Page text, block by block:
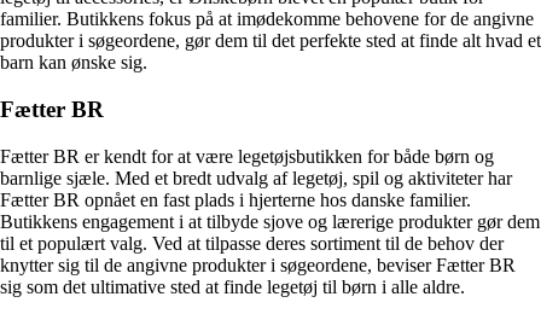
familier. Butikkens fokus på at imødekomme behovene for de angivne
produkter i søgeordene, gør dem til det perfekte sted at finde alt hvad et
barn kan ønske sig.
Fætter BR
Fætter BR er kendt for at være legetøjsbutikken for både børn og
barnlige sjæle. Med et bredt udvalg af legetøj, spil og aktiviteter har
Fætter BR opnået en fast plads i hjerterne hos danske familier.
Butikkens engagement i at tilbyde sjove og lærerige produkter gør dem
til et populært valg. Ved at tilpasse deres sortiment til de behov der
knytter sig til de angivne produkter i søgeordene, beviser Fætter BR
sig som det ultimative sted at finde legetøj til børn i alle aldre.